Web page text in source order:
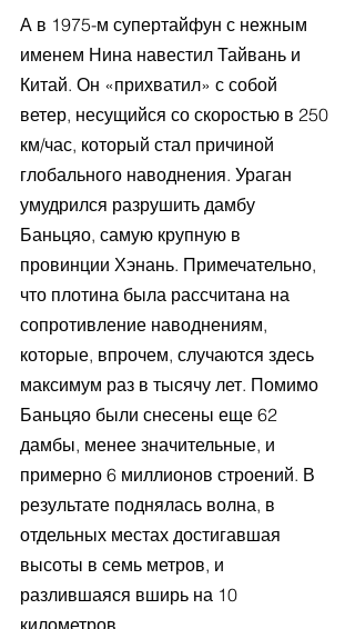
А в 1975-м супертайфун с нежным
именем Нина навестил Тайвань и
Китай. Он «прихватил» с собой
ветер, несущийся со скоростью в 250
км/час, который стал причиной
глобального наводнения. Ураган
умудрился разрушить дамбу
Баньцяо, самую крупную в
провинции Хэнань. Примечательно,
что плотина была рассчитана на
сопротивление наводнениям,
которые, впрочем, случаются здесь
максимум раз в тысячу лет. Помимо
Баньцяо были снесены еще 62
дамбы, менее значительные, и
примерно 6 миллионов строений. В
результате поднялась волна, в
отдельных местах достигавшая
высоты в семь метров, и
разлившаяся вширь на 10
километров.